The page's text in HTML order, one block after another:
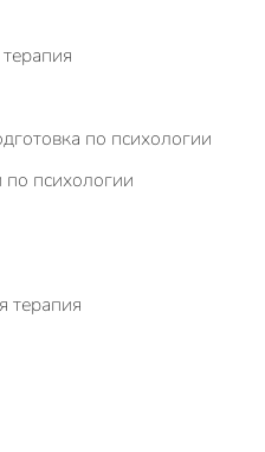
по психологии
психологии
терапия